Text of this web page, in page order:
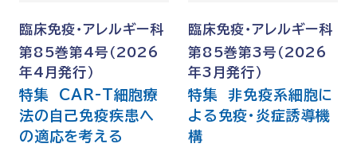
臨床免疫・アレルギー科
第85巻第4号（2026
年4月発行）
特集 CAR-T細胞療
法の自己免疫疾患へ
の適応を考える
臨床免疫・アレルギー科
第85巻第3号（2026
年3月発行）
特集 非免疫系細胞に
よる免疫・炎症誘導機
構